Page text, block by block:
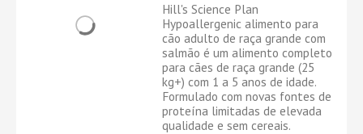
Hill's Science Plan
Hypoallergenic alimento para
cão adulto de raça grande com
salmão é um alimento completo
para cães de raça grande (25
kg+) com 1 a 5 anos de idade.
Formulado com novas fontes de
proteína limitadas de elevada
qualidade e sem cereais.